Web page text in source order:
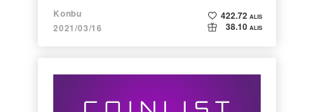
向け情報まとめ）
Konbu
2021/03/16
422.72 ALIS
38.10 ALIS